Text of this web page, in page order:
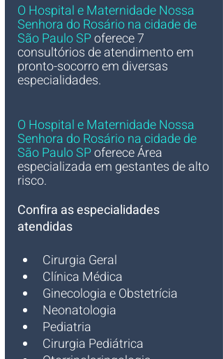
O Hospital e Maternidade Nossa
Senhora do Rosário na cidade de
São Paulo SP oferece 7
consultórios de atendimento em
pronto-socorro em diversas
especialidades.
O Hospital e Maternidade Nossa
Senhora do Rosário na cidade de
São Paulo SP oferece Área
especializada em gestantes de alto
risco.
Confira as especialidades
atendidas
Cirurgia Geral
Clínica Médica
Ginecologia e Obstetrícia
Neonatologia
Pediatria
Cirurgia Pediátrica